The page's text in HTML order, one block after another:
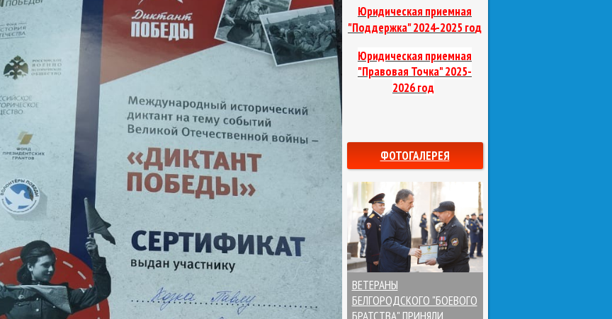
Юридическая приемная
"Поддержка"2024-2025 год
Юридическая приемная
"Правовая Точка"2025-
2026 год
ФОТОГАЛЕРЕЯ
ВЕТЕРАНЫ
БЕЛГОРОДСКОГО "БОЕВОГО